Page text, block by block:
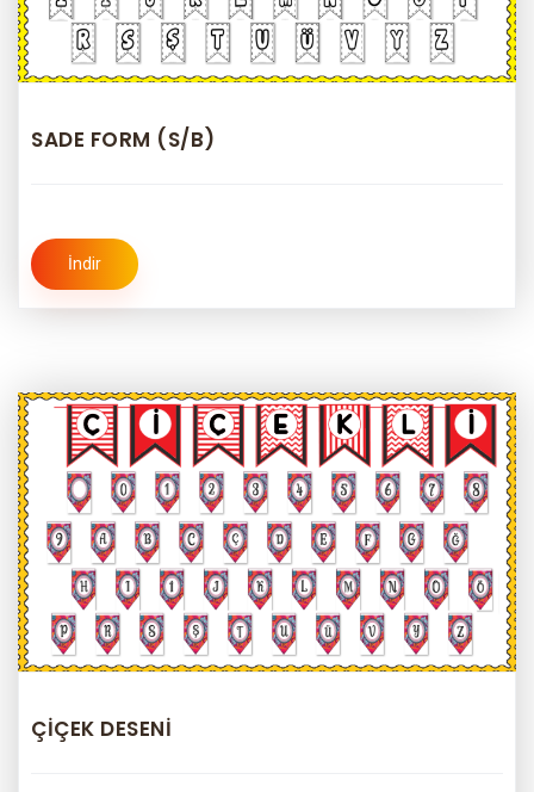
SADE FORM (S/B)
İndir
ÇİÇEK DESENİ